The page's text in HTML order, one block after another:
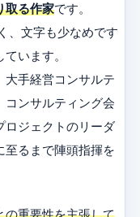
取る作家です。
、文字も少なめです
います。
大手経営コンサルテ
コンサルティング会
ロジェクトのリーダ
至るまで陣頭指揮を
の重要性を主張して